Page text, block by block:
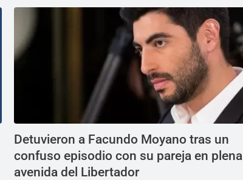
Detuvieron a Facundo Moyano tras un
confuso episodio con su pareja en plena
avenida del Libertador